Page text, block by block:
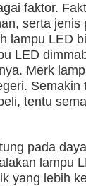
faktor.
serta
lampu LED
LED
Merk
Semakin
tentu
pada
lampu
yang lebih